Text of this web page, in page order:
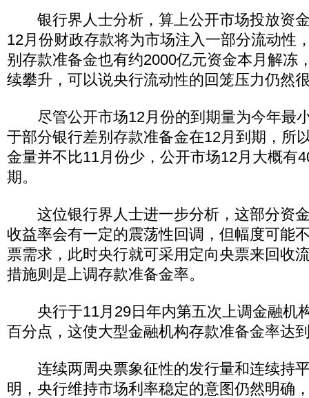
银行界人士分析，算上公开市场投放资
12月份财政存款将为市场注入一部分流动性
别存款准备金也有约2000亿元资金本月解冻
续攀升，可以说央行流动性的回笼压力仍然
尽管公开市场12月份的到期量为今年最
于部分银行差别存款准备金在12月到期，所
金量并不比11月份少，公开市场12月大概有
期。
这位银行界人士进一步分析，这部分资
收益率会有一定的震荡性回调，但幅度可能
票需求，此时央行就可采用定向央票来回收
措施则是上调存款准备金率。
央行于11月29日年内第五次上调金融机
百分点，这使大型金融机构存款准备金率达
连续两周央票象征性的发行量和连续持
明，央行维持市场利率稳定的意图仍然明确